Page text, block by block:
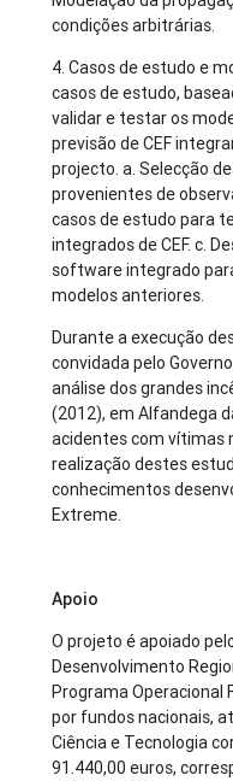
condições arbitrárias.
4. Casos de estudo e
casos de estudo,
validar e testar os
previsão de CEF
projecto. a. Selecção
provenientes de
casos de estudo para
integrados de CEF. c.
software integrado
modelos anteriores.
Durante a execução
convidada pelo
análise dos grandes
(2012), em Alfandega
acidentes com vítimas
realização destes
conhecimentos
Extreme.
Apoio
O projeto é apoiado
Desenvolvimento
Programa Operacional
por fundos nacionais,
Ciência e Tecnologia
91.440,00 euros,